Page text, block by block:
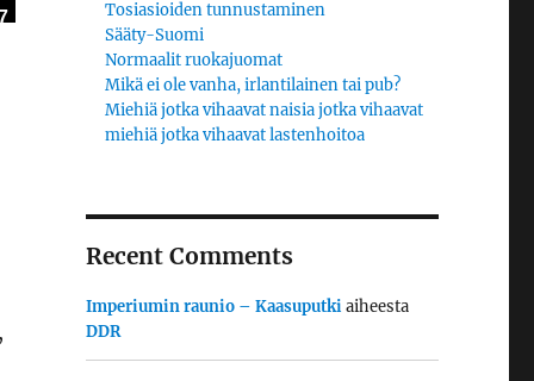
Tosiasioiden tunnustaminen
Sääty-Suomi
Normaalit ruokajuomat
Mikä ei ole vanha, irlantilainen tai pub?
Miehiä jotka vihaavat naisia jotka vihaavat
miehiä jotka vihaavat lastenhoitoa
Recent Comments
Imperiumin raunio – Kaasuputkiaiheesta
DDR